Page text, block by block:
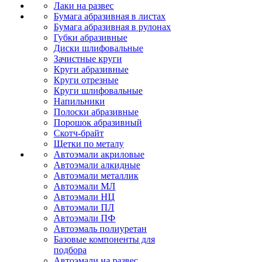
Лаки на развес
Бумага абразивная в листах
Бумага абразивная в рулонах
Губки абразивные
Диски шлифовальные
Зачистные круги
Круги абразивные
Круги отрезные
Круги шлифовальные
Напильники
Полоски абразивные
Порошок абразивный
Скотч-брайт
Щетки по металу
Автоэмали акриловые
Автоэмали алкидные
Автоэмали металлик
Автоэмали МЛ
Автоэмали НЦ
Автоэмали ПЛ
Автоэмали ПФ
Автоэмаль полиуретан
Базовые компоненты для
подбора